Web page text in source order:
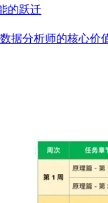
的跃迁
据分析师的核心